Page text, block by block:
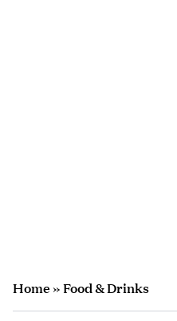
Home»Food & Drinks